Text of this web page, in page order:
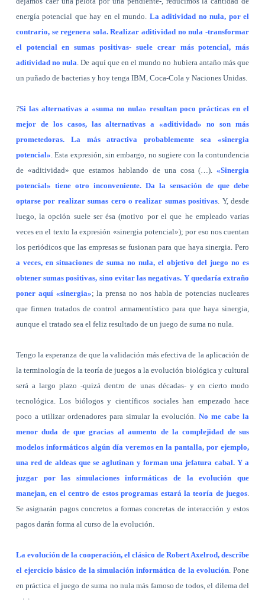
energía potencial que hay en el mundo. La aditividad no nula, por el
contrario, se regenera sola. Realizar aditividad no nula -transformar
el potencial en sumas positivas- suele crear más potencial, más
aditividad no nula . De aquí que en el mundo no hubiera antaño más que
un puñado de bacterias y hoy tenga IBM, Coca-Cola y Naciones Unidas.
?Si las alternativas a «suma no nula» resultan poco prácticas en el
mejor de los casos, las alternativas a «aditividad» no son más
prometedoras. La más atractiva probablemente sea «sinergia
potencial» . Esta expresión, sin embargo, no sugiere con la contundencia
de «aditividad» que estamos hablando de una cosa (…).«Sinergia
potencial» tiene otro inconveniente. Da la sensación de que debe
optarse por realizar sumas cero o realizar sumas positivas . Y, desde
luego, la opción suele ser ésa (motivo por el que he empleado varias
veces en el texto la expresión «sinergia potencial»); por eso nos cuentan
los periódicos que las empresas se fusionan para que haya sinergia. Pero
a veces, en situaciones de suma no nula, el objetivo del juego no es
obtener sumas positivas, sino evitar las negativas. Y quedaría extraño
poner aquí «sinergia»; la prensa no nos habla de potencias nucleares
que firmen tratados de control armamentístico para que haya sinergia,
aunque el tratado sea el feliz resultado de un juego de suma no nula.
Tengo la esperanza de que la validación más efectiva de la aplicación de
la terminología de la teoría de juegos a la evolución biológica y cultural
será a largo plazo -quizá dentro de unas décadas- y en cierto modo
tecnológica. Los biólogos y científicos sociales han empezado hace
poco a utilizar ordenadores para simular la evolución.No me cabe la
menor duda de que gracias al aumento de la complejidad de sus
modelos informáticos algún día veremos en la pantalla, por ejemplo,
una red de aldeas que se aglutinan y forman una jefatura cabal. Y a
juzgar por las simulaciones informáticas de la evolución que
manejan, en el centro de estos programas estará la teoría de juegos
Se asignarán pagos concretos a formas concretas de interacción y estos
pagos darán forma al curso de la evolución.
La evolución de la cooperación, el clásico de Robert Axelrod, describe
el ejercicio básico de la simulación informática de la evolución . Pone
en práctica el juego de suma no nula más famoso de todos, el dilema del